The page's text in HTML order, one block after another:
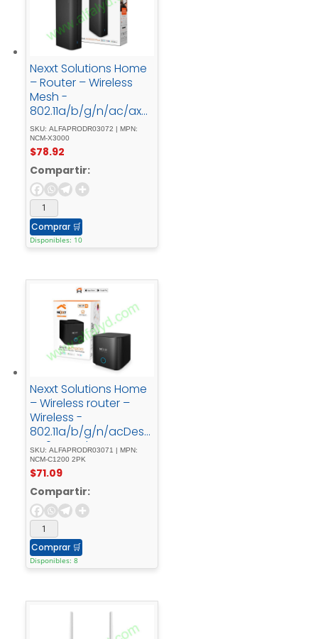
Nexxt Solutions Home
– Router – Wireless
Mesh -
802.11a/b/g/n/ac/axD
esktop
SKU: ALFAPRODR03072 | MPN:
NCM-X3000
$78.92
Compartir:
Comprar 🛒
Disponibles: 10
Nexxt Solutions Home
– Wireless router –
Wireless -
802.11a/b/g/n/acDeskt
op2 - pack
SKU: ALFAPRODR03071 | MPN:
NCM-C1200 2PK
$71.09
Compartir:
Comprar 🛒
Disponibles: 8